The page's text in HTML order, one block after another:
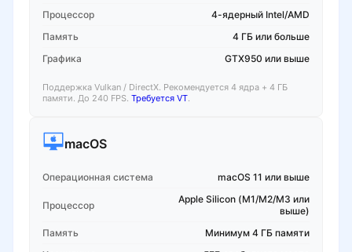
Процессор
4-ядерный Intel/AMD
Память
4 ГБ или больше
Графика
GTX950 или выше
Поддержка Vulkan / DirectX. Рекомендуется 4 ядра + 4 ГБ
памяти. До 240 FPS. Требуется VT.
macOS
Операционная система macOS 11 или выше
Процессор
Apple Silicon (M1/M2/M3 или
выше)
Память
Минимум 4 ГБ памяти